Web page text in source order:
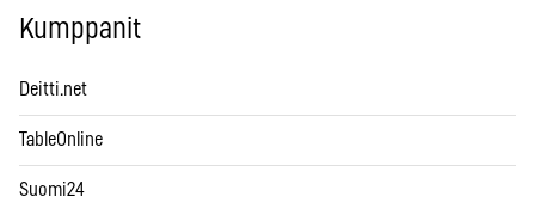
Kumppanit
Deitti.net
TableOnline
Suomi24